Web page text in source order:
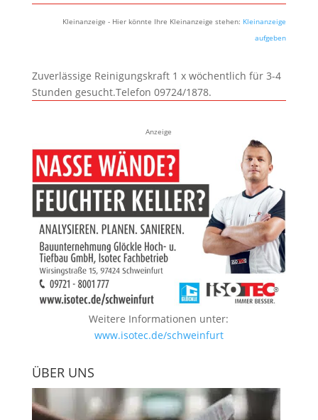
Kleinanzeige - Hier könnte Ihre Kleinanzeige stehen: Kleinanzeige
aufgeben
Zuverlässige Reinigungskraft 1 x wöchentlich für 3-4
Stunden gesucht.Telefon 09724/1878.
Anzeige
Weitere Informationen unter:
www.isotec.de/schweinfurt
ÜBER UNS